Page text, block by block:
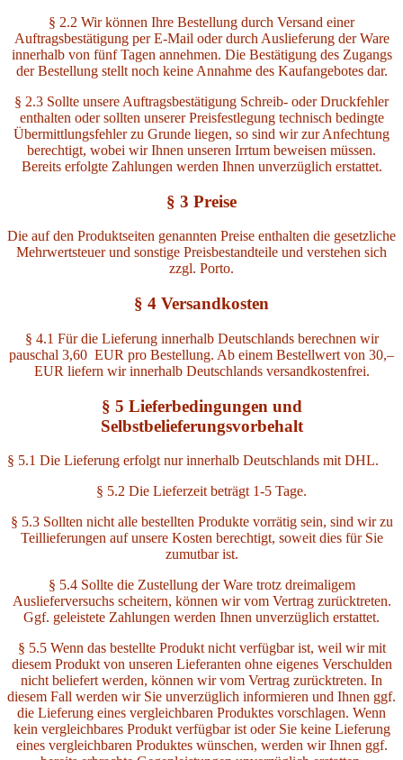
§ 2.2 Wir können Ihre Bestellung durch Versand einer
Auftragsbestätigung per E-Mail oder durch Auslieferung der Ware
innerhalb von fünf Tagen annehmen. Die Bestätigung des Zugangs
der Bestellung stellt noch keine Annahme des Kaufangebotes dar.
§ 2.3 Sollte unsere Auftragsbestätigung Schreib- oder Druckfehler
enthalten oder sollten unserer Preisfestlegung technisch bedingte
Übermittlungsfehler zu Grunde liegen, so sind wir zur Anfechtung
berechtigt, wobei wir Ihnen unseren Irrtum beweisen müssen.
Bereits erfolgte Zahlungen werden Ihnen unverzüglich erstattet.
§ 3 Preise
Die auf den Produktseiten genannten Preise enthalten die gesetzliche
Mehrwertsteuer und sonstige Preisbestandteile und verstehen sich
zzgl. Porto.
§ 4 Versandkosten
§ 4.1 Für die Lieferung innerhalb Deutschlands berechnen wir
pauschal 3,60 EUR pro Bestellung. Ab einem Bestellwert von 30,–
EUR liefern wir innerhalb Deutschlands versandkostenfrei.
§ 5 Lieferbedingungen und
Selbstbelieferungsvorbehalt
§ 5.1 Die Lieferung erfolgt nur innerhalb Deutschlands mit DHL.
§ 5.2 Die Lieferzeit beträgt 1-5 Tage.
§ 5.3 Sollten nicht alle bestellten Produkte vorrätig sein, sind wir zu
Teillieferungen auf unsere Kosten berechtigt, soweit dies für Sie
zumutbar ist.
§ 5.4 Sollte die Zustellung der Ware trotz dreimaligem
Auslieferversuchs scheitern, können wir vom Vertrag zurücktreten.
Ggf. geleistete Zahlungen werden Ihnen unverzüglich erstattet.
§ 5.5 Wenn das bestellte Produkt nicht verfügbar ist, weil wir mit
diesem Produkt von unseren Lieferanten ohne eigenes Verschulden
nicht beliefert werden, können wir vom Vertrag zurücktreten. In
diesem Fall werden wir Sie unverzüglich informieren und Ihnen ggf.
die Lieferung eines vergleichbaren Produktes vorschlagen. Wenn
kein vergleichbares Produkt verfügbar ist oder Sie keine Lieferung
eines vergleichbaren Produktes wünschen, werden wir Ihnen ggf.